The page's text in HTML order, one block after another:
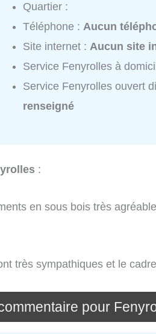
Quartier :
Téléphone :Aucun
Site internet :Aucun site
Service Fenyrolles à
Service Fenyrolles ouvert
renseigné
:
en sous bois très
très sympathiques et le
pour